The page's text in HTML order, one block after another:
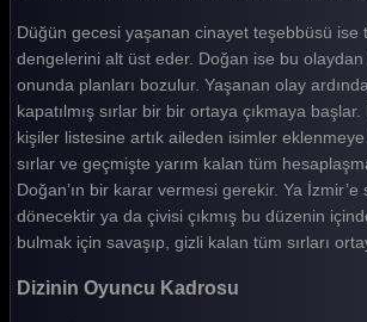
Düğün gecesi yaşanan cinayet teşebbüsü ise
dengelerini alt üst eder. Doğan ise bu olaydan
onunda planları bozulur. Yaşanan olay
kapatılmış sırlar bir bir ortaya çıkmaya başlar.
kişiler listesine artık aileden isimler
sırlar ve geçmişte yarım kalan tüm
Doğan’ın bir karar vermesi gerekir. Ya İzmir’e
dönecektir ya da çivisi çıkmış bu düzenin
bulmak için savaşıp, gizli kalan tüm sırları
Dizinin Oyuncu Kadrosu